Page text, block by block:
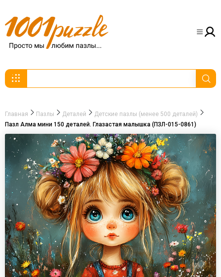
Главная Пазлы Деталей
Детские пазлы (менее 500 деталей)
Пазл Алма мини 150 деталей. Глазастая малышка (ПЗЛ-015-0861)